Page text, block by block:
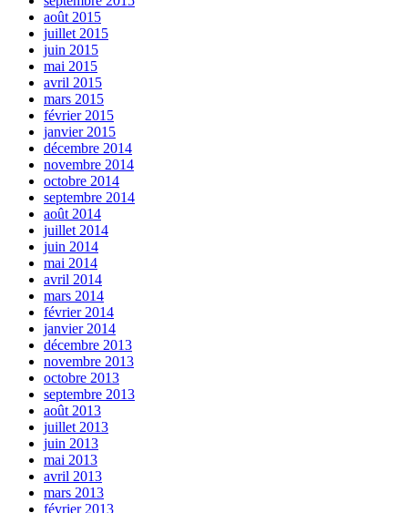
août 2015
juillet 2015
juin 2015
mai 2015
avril 2015
mars 2015
février 2015
janvier 2015
décembre 2014
novembre 2014
octobre 2014
septembre 2014
août 2014
juillet 2014
juin 2014
mai 2014
avril 2014
mars 2014
février 2014
janvier 2014
décembre 2013
novembre 2013
octobre 2013
septembre 2013
août 2013
juillet 2013
juin 2013
mai 2013
avril 2013
mars 2013
février 2013